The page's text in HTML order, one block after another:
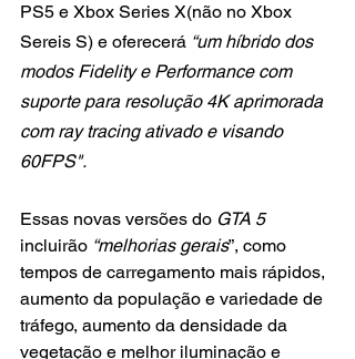
PS5 e Xbox Series X(não no Xbox
Sereis S) e oferecerá “um híbrido dos
modos Fidelity e Performance com
suporte para resolução 4K aprimorada
com ray tracing ativado e visando
60FPS".
Essas novas versões do GTA 5
incluirão “melhorias gerais”, como
tempos de carregamento mais rápidos,
aumento da população e variedade de
tráfego, aumento da densidade da
vegetação e melhor iluminação e